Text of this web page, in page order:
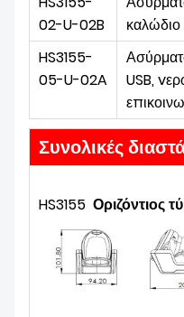
02-U-02B
HS3155-
05-U-02A
USB, v
Συνολικές
HS3155 Οριζόντιος